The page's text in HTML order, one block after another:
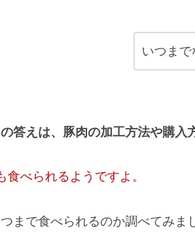
いつま
答えは、豚肉の加工方法や購入
べられるようですよ。
まで食べられるのか調べてみま